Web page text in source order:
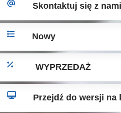
Skontaktuj się z nami
Nowy
WYPRZEDAŻ
Przejdź do wersji na